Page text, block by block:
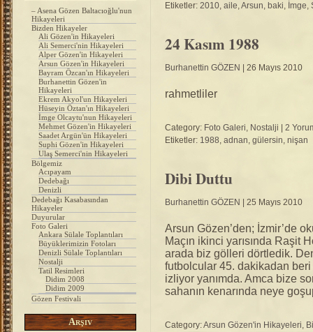
– Asena Gözen Baltacıoğlu'nun
Hikayeleri
Bizden Hikayeler
Ali Gözen'in Hikayeleri
Ali Semerci'nin Hikayeleri
Alper Gözen'in Hikayeleri
Arsun Gözen'in Hikayeleri
Bayram Özcan'ın Hikayeleri
Burhanettin Gözen'in
Hikayeleri
Ekrem Akyol'un Hikayeleri
Hüseyin Öztan'ın Hikayeleri
İmge Olcaytu'nun Hikayeleri
Mehmet Gözen'in Hikayeleri
Saadet Argün'ün Hikayeleri
Suphi Gözen'in Hikayeleri
Ulaş Semerci'nin Hikayeleri
Bölgemiz
Acıpayam
Dedebağı
Denizli
Dedebağı Kasabasından
Hikayeler
Duyurular
Foto Galeri
Ankara Sülale Toplantıları
Büyüklerimizin Fotoları
Denizli Sülale Toplantıları
Nostalji
Tatil Resimleri
Didim 2008
Didim 2009
Gözen Festivali
Arşiv
Etiketler: 2010, aile,Arsun, baki, İmge,
24 Kasım 1988
Burhanettin GÖZEN | 26 Mayıs 2010
rahmetliler
Category: Foto Galeri, Nostalji
2
Etiketler: 1988, adnan, gülersin, nişan
Dibi Duttu
Burhanettin GÖZEN | 25 Mayıs 2010
Arsun Gözen’den; İzmir’de
Maçın ikinci yarısında Raşit
arada biz gölleri dörtledik.
futbolcular 45. dakikadan beri
izliyor yanımda. Amca bize
sahanın kenarında neye
Category:Arsun Gözen'in Hikayeleri,